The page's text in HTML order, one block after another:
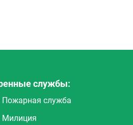
службы:
служба
Милиция